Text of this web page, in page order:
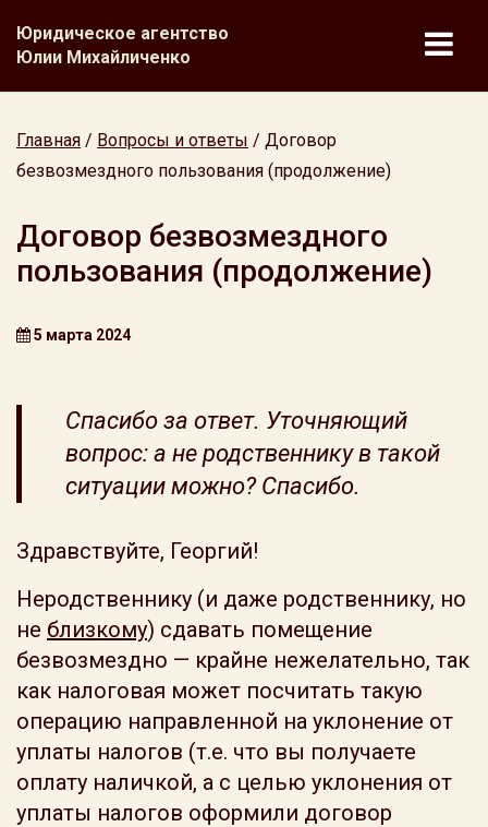
Юридическое агентство
Юлии Михайличенко
Главная / Вопросы и ответы / Договор
безвозмездного пользования (продолжение)
Договор безвозмездного
пользования (продолжение)
5 марта 2024
Спасибо за ответ. Уточняющий
вопрос: а не родственнику в такой
ситуации можно? Спасибо.
Здравствуйте, Георгий!
Неродственнику (и даже родственнику, но
не близкому) сдавать помещение
безвозмездно — крайне нежелательно, так
как налоговая может посчитать такую
операцию направленной на уклонение от
уплаты налогов (т.е. что вы получаете
оплату наличкой, а с целью уклонения от
уплаты налогов оформили договор